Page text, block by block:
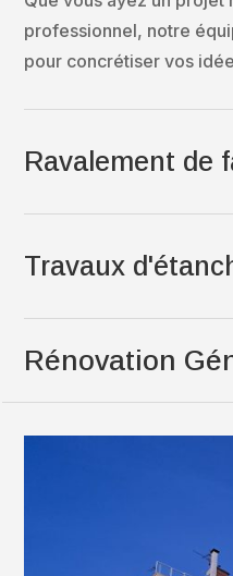
professionnel, notre
pour concrétiser vos
Ravalement de
Travaux
Rénovation